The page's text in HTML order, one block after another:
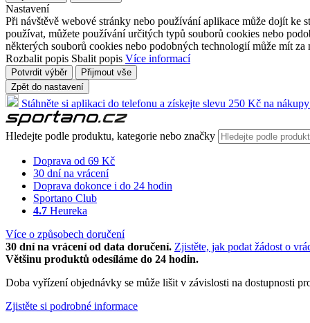
Nastavení
Při návštěvě webové stránky nebo používání aplikace může dojít ke
používat, můžete používání určitých typů souborů cookies nebo
některých souborů cookies nebo podobných technologií může mít
Rozbalit popis Sbalit popis Více informací
Potvrdit výběr
Přijmout vše
Zpět do nastavení
Stáhněte si aplikaci do telefonu a získejte slevu 250 Kč na
Hledejte podle produktu, kategorie nebo značky
Doprava od 69 Kč
30 dní na vrácení
Doprava dokonce i do 24 hodin
Sportano Club
4.7 Heureka
Více o způsobech doručení
30 dní na vrácení od data doručení. Zjistěte, jak podat žádost o
Většinu produktů odesíláme do 24 hodin.
Doba vyřízení objednávky se může lišit v závislosti na dostupnosti
Zjistěte si podrobné informace